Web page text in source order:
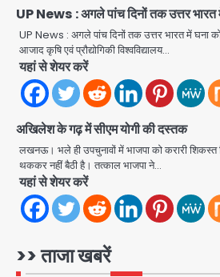
UP News : अगले पांच दिनों तक उत्तर भारत
UP News : अगले पांच दिनों तक उत्तर भारत में घना
आजाद कृषि एवं प्रौद्योगिकी विश्वविद्यालय…
यहां से शेयर करें
अखिलेश के गढ़ में सीएम योगी की दस्तक
लखनऊ। भले ही उपचुनावों में भाजपा को करारी
थककर नहीं बैठी है। तत्काल भाजपा ने…
यहां से शेयर करें
>> ताजा खबरें
3
4
सुदर्शन शक्ति-वी
Team JHJ
5
एयरपोर्ट का फर्जी
उड़ाए, अब पहुंचा
Team JHJ
1
Noida Sector-